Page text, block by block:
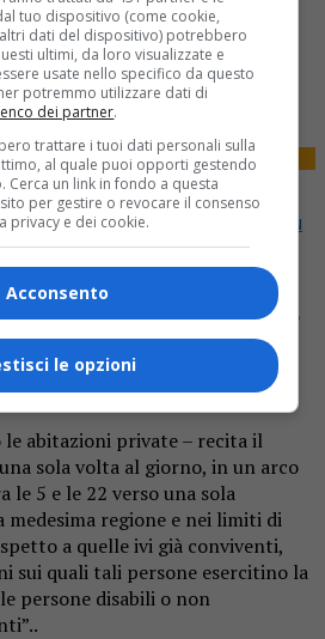
di Biella come
Fonte preferita su
delle festività natalizie
una volta al giorno. Lo
divieti, che sarà valida sia nelle
‘rossa’ sia in quelle in cui sarà
le abitazioni private – recita il
sola volta al giorno, in un arco
le 5 e le 22 verso una sola
medesima regione e nei limiti di
a quelle ivi già conviventi,
sui quali tali persone esercitino la
persone disabili o non
tuo dispositivo (come cookie,
dati del dispositivo) potrebbero
ultimi, da loro visualizzate e
usate nello specifico da questo
potremmo utilizzare dati di
dei partner.
trattare i tuoi dati personali sulla
al quale puoi opporti gestendo
Cerca un link in fondo a questa
per gestire o revocare il consenso
privacy e dei cookie.
Acconsento
le opzioni